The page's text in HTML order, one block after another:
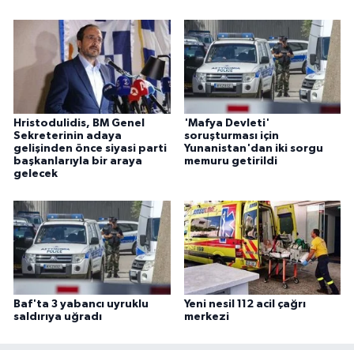
Hristodulidis, BM Genel
Sekreterinin adaya
gelişinden önce siyasi parti
başkanlarıyla bir araya
gelecek
'Mafya Devleti'
soruşturması için
Yunanistan'dan iki sorgu
memuru getirildi
Baf'ta 3 yabancı uyruklu
saldırıya uğradı
Yeni nesil 112 acil çağrı
merkezi